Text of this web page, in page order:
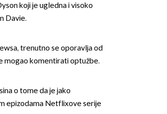
koji je ugledna i visoko
Davie.
trenutno se oporavlja od
mogao komentirati optužbe.
o tome da je jako
epizodama Netflixove serije